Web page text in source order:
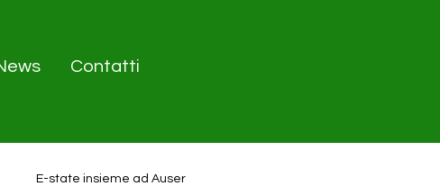
Contatti
E-state insieme ad Auser